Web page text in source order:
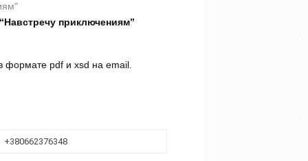
приключениям”
формате pdf и xsd на email.
+380662376348